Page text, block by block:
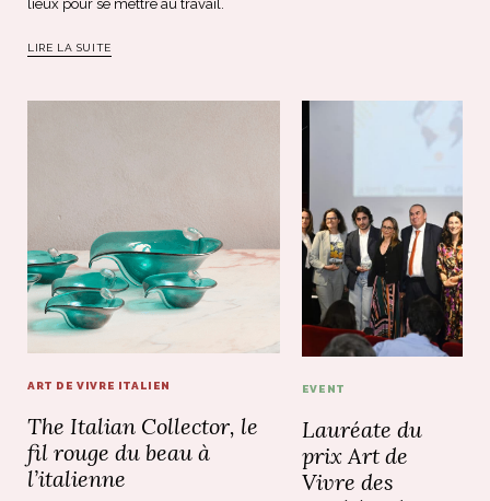
lieux pour se mettre au travail.
LIRE LA SUITE
ART DE VIVRE ITALIEN
The Italian Collector, le
fil rouge du beau à
l’italienne
EVENT
Lauréate du
prix Art de
Vivre des